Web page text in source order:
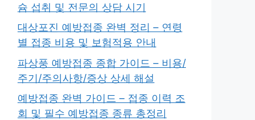
슘 섭취 및 전문의 상담 시기
대상포진 예방접종 완벽 정리 – 연령
별 접종 비용 및 보험적용 안내
파상풍 예방접종 종합 가이드 – 비용/
주기/주의사항/증상 상세 해설
예방접종 완벽 가이드 – 접종 이력 조
회 및 필수 예방접종 종류 총정리